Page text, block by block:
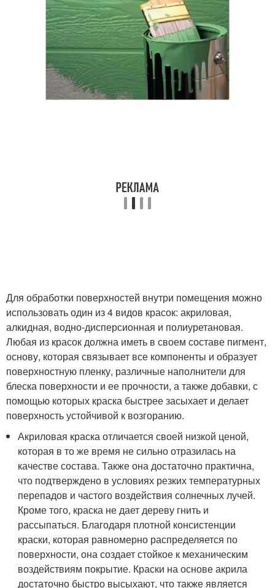
Для обработки поверхностей внутри помещения можно
использовать один из 4 видов красок: акриловая,
алкидная, водно-дисперсионная и полиуретановая.
Любая из красок должна иметь в своем составе пигмент,
основу, которая связывает все компоненты и образует
поверхностную пленку, различные наполнители для
блеска поверхности и ее прочности, а также добавки, с
помощью которых краска быстрее засыхает и делает
поверхность устойчивой к возгоранию.
Акриловая краска отличается своей низкой ценой,
которая в то же время не сильно отразилась на
качестве состава. Также она достаточно практична,
что подтверждено в условиях резких температурных
перепадов и частого воздействия солнечных лучей.
Кроме того, краска не дает дереву гнить и
рассыпаться. Благодаря плотной консистенции
краски, которая равномерно распределяется по
поверхности, она создает стойкое к механическим
воздействиям покрытие. Краски на основе акрила
достаточно быстро высыхают, что также является